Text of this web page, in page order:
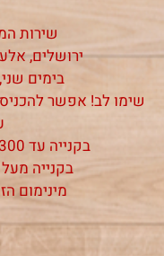
שירות
ירושלים,
בימים
שימו לב! אפשר להכניס
בקנייה עד 300 ש"ח - דמי משלוח 15 ש"ח
בקנייה מעל 300 ש"ח - משלוח חינם
מינימום